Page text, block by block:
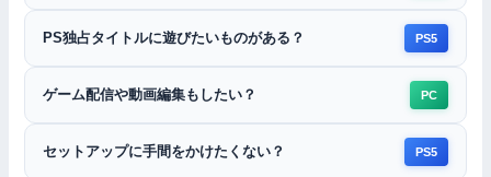
PS独占タイトルに遊びたいものがある？ PS5
ゲーム配信や動画編集もしたい？ PC
セットアップに手間をかけたくない？ PS5